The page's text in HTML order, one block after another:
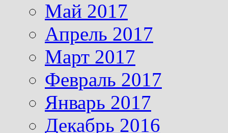
Май 2017
Апрель 2017
Март 2017
Февраль 2017
Январь 2017
Декабрь 2016